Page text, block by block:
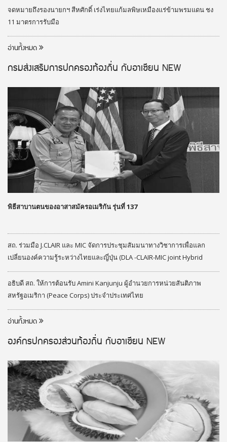
จดหมายถึงรองนายกฯ สีหศักดิ์ เร่งไทยแก้มลพิษเหมืองแร่ข้ามพรมแดน ชง
11 มาตรการรับมือ
อ่านทั้งหมด
กรมส่งเสริมการปกครองท้องถิ่น กับอาเซียน NEW
พิธีสาบานตนของอาสาสมัครอเมริกัน รุ่นที่ 137
สถ. ร่วมมือ J.CLAIR และ MIC จัดการประชุมสัมมนาทางวิชาการเพื่อแลก
เปลี่ยนองค์ความรู้ระหว่างไทยและญี่ปุ่น (DLA -CLAIR-MIC joint Hybrid
Seminar) ประจำปีงบประมาณ 2569
อธิบดี สถ. ให้การต้อนรับ Amini Kanjunju ผู้อำนวยการหน่วยสันติภาพ
สหรัฐอเมริกา (Peace Corps) ประจำประเทศไทย
อ่านทั้งหมด
องค์กรปกครองส่วนท้องถิ่น กับอาเซียน NEW